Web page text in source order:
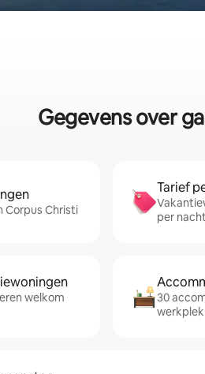
Gegevens over
Corpus Christi
Tarief
per
welkom
30
werkplek